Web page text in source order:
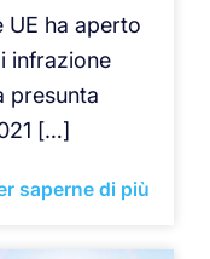
UE ha aperto
infrazione
presunta
[…]
saperne di più